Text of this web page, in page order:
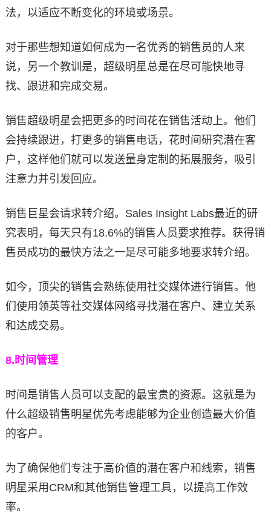
法，以适应不断变化的环境或场景。
对于那些想知道如何成为一名优秀的销售员的人来
说，另一个教训是，超级明星总是在尽可能快地寻
找、跟进和完成交易。
销售超级明星会把更多的时间花在销售活动上。他们
会持续跟进，打更多的销售电话，花时间研究潜在客
户，这样他们就可以发送量身定制的拓展服务，吸引
注意力并引发回应。
销售巨星会请求转介绍。Sales Insight Labs最近的研
究表明，每天只有18.6%的销售人员要求推荐。获得销
售员成功的最快方法之一是尽可能多地要求转介绍。
如今，顶尖的销售会熟练使用社交媒体进行销售。他
们使用领英等社交媒体网络寻找潜在客户、建立关系
和达成交易。
8. 时间管理
时间是销售人员可以支配的最宝贵的资源。这就是为
什么超级销售明星优先考虑能够为企业创造最大价值
的客户。
为了确保他们专注于高价值的潜在客户和线索，销售
明星采用CRM和其他销售管理工具，以提高工作效
率。